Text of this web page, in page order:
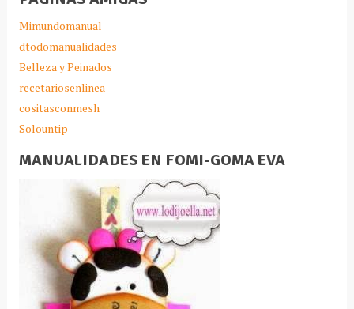
Mimundomanual
dtodomanualidades
Belleza y Peinados
recetariosenlinea
cositasconmesh
Solountip
MANUALIDADES EN FOMI-GOMA EVA